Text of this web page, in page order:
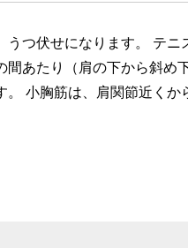
うつ伏せになります。 テニ
間あたり（肩の下から斜め
。 小胸筋は、肩関節近くか